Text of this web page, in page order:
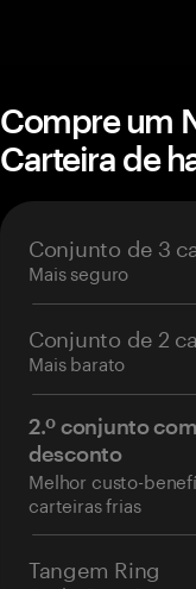
Compre um
Carteira de
Conjunto de 3
Mais seguro
Conjunto de 2
Mais barato
2.º conjunto
desconto
Melhor custo-
carteiras frias
Tangem Ring